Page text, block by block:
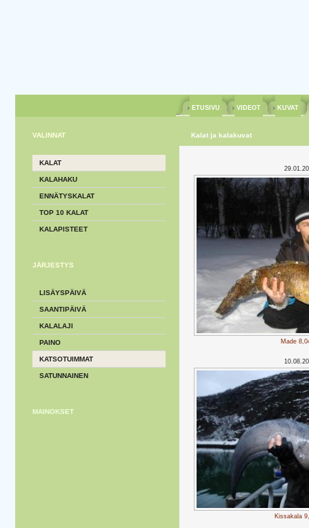
ETUSIVU VIDEOT KUVAT
VALINNAT
KALAT
KALAHAKU
ENNÄTYSKALAT
TOP 10 KALAT
KALAPISTEET
JÄRJESTYS
LISÄYSPÄIVÄ
SAANTIPÄIVÄ
KALALAJI
PAINO
KATSOTUIMMAT
SATUNNAINEN
MAINOKSET
Kalat ja kalakuvat
Made
Kissakala